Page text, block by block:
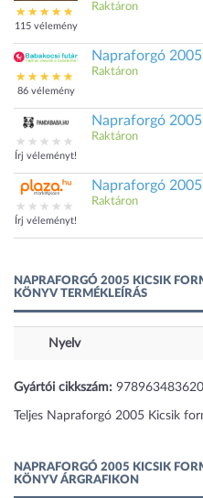
115 vélemény
Raktáron
86 vélemény
Napraforgó
Raktáron
Írj véleményt!
Napraforgó
Raktáron
Írj véleményt!
Napraforgó
Raktáron
NAPRAFORGÓ 2005 KICSIK
KÖNYV TERMÉKLEÍRÁS
Nyelv
Gyártói cikkszám:
Teljes Napraforgó 2005 Kicsik
NAPRAFORGÓ 2005 KICSIK
KÖNYV ÁRGRAFIKON